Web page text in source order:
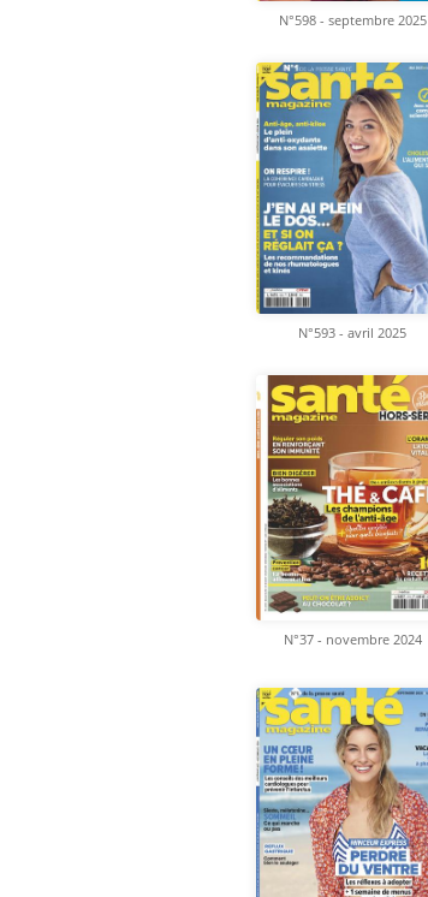
N°598 - septembre 2025
N°593 - avril 2025
N°37 - novembre 2024